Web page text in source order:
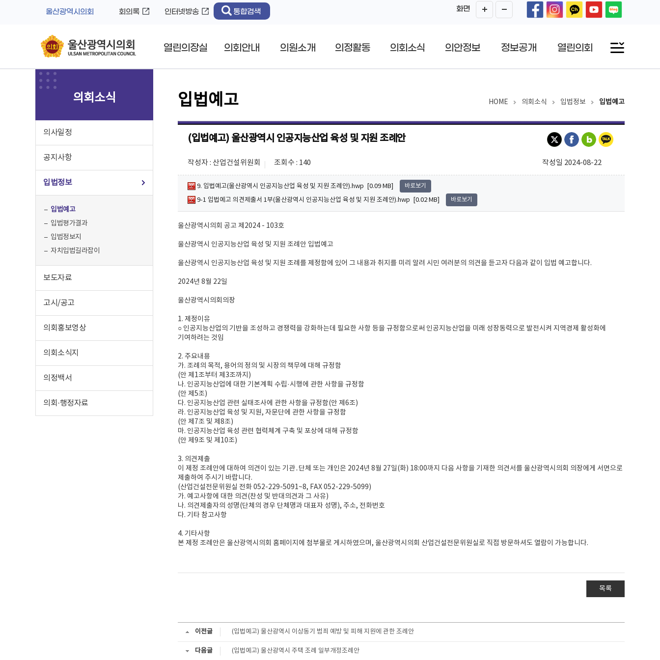
울산광역시의회 회의록 인터넷방송 통합검색 화면
열린의장실 의회안내 의원소개 의정활동 의회소식 의안정보 정보공개 열린의회
의회소식
의사일정
공지사항
입법정보
입법예고
입법평가결과
입법정보지
자치입법길라잡이
보도자료
고시/공고
의회홍보영상
의회소식지
의정백서
의회·행정자료
HOME 의회소식 입법정보 입법예고
입법예고
(입법예고) 울산광역시 인공지능산업 육성 및 지원 조례안
작성자 : 산업건설위원회 조회수 : 140 작성일 2024-08-22
9. 입법예고(울산광역시 인공지능산업 육성 및 지원 조례안).hwp [0.09 MB] 바로보기
9-1 입법예고 의견제출서 1부(울산광역시 인공지능산업 육성 및 지원 조례안).hwp [0.02 MB] 바로보기
울산광역시의회 공고 제2024 - 103호
울산광역시 인공지능산업 육성 및 지원 조례안 입법예고
울산광역시 인공지능산업 육성 및 지원 조례를 제정함에 있어 그 내용과 취지를 미리 알려 시민 여러분의 의견을 듣고자 다음과 같이 입법 예고합니다.
2024년 8월 22일
울산광역시의회의장
1. 제정이유
○ 인공지능산업의 기반을 조성하고 경쟁력을 강화하는데 필요한 사항 등을 규정함으로써 인공지능산업을 미래 성장동력으로 발전시켜 지역경제 활성화에
기여하려는 것임
2. 주요내용
가. 조례의 목적, 용어의 정의 및 시장의 책무에 대해 규정함
(안 제1조부터 제3조까지)
나. 인공지능산업에 대한 기본계획 수립·시행에 관한 사항을 규정함
(안 제5조)
다. 인공지능산업 관련 실태조사에 관한 사항을 규정함(안 제6조)
라. 인공지능산업 육성 및 지원, 자문단에 관한 사항을 규정함
(안 제7조 및 제8조)
마. 인공지능산업 육성 관련 협력체계 구축 및 포상에 대해 규정함
(안 제9조 및 제10조)
3. 의견제출
이 제정 조례안에 대하여 의견이 있는 기관․단체 또는 개인은 2024년 8월 27일(화) 18:00까지 다음 사항을 기재한 의견서를 울산광역시의회 의장에게 서면으로
제출하여 주시기 바랍니다.
(산업건설전문위원실 전화 052-229-5091~8, FAX 052-229-5099)
가. 예고사항에 대한 의견(찬성 및 반대의견과 그 사유)
나. 의견제출자의 성명(단체의 경우 단체명과 대표자 성명), 주소, 전화번호
다. 기타 참고사항
4. 기타사항
본 제정 조례안은 울산광역시의회 홈페이지에 첨부물로 게시하였으며, 울산광역시의회 산업건설전문위원실로 직접 방문하셔도 열람이 가능합니다.
목록
이전글 (입법예고) 울산광역시 이상동기 범죄 예방 및 피해 지원에 관한 조례안
다음글 (입법예고) 울산광역시 주택 조례 일부개정조례안